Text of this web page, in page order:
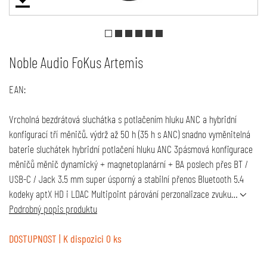
Noble Audio FoKus Artemis
EAN:
Vrcholná bezdrátová sluchátka s potlačením hluku ANC a hybridní
konfigurací tří měničů. výdrž až 50 h (35 h s ANC) snadno vyměnitelná
baterie sluchátek hybridní potlačení hluku ANC 3pásmová konfigurace
měničů měnič dynamický + magnetoplanární + BA poslech přes BT /
USB-C / Jack 3.5 mm super úsporný a stabilní přenos Bluetooth 5.4
kodeky aptX HD i LDAC Multipoint párování perzonalizace zvuku…
Podrobný popis produktu
DOSTUPNOST | K dispozici 0 ks